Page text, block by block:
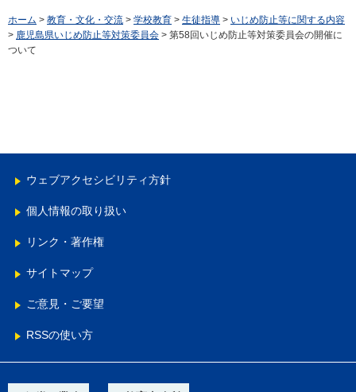
ホーム > 教育・文化・交流 > 学校教育 > 生徒指導 > いじめ防止等に関する内容
> 鹿児島県いじめ防止等対策委員会 > 第58回いじめ防止等対策委員会の開催に
ついて
ウェブアクセシビリティ方針
個人情報の取り扱い
リンク・著作権
サイトマップ
ご意見・ご要望
RSSの使い方